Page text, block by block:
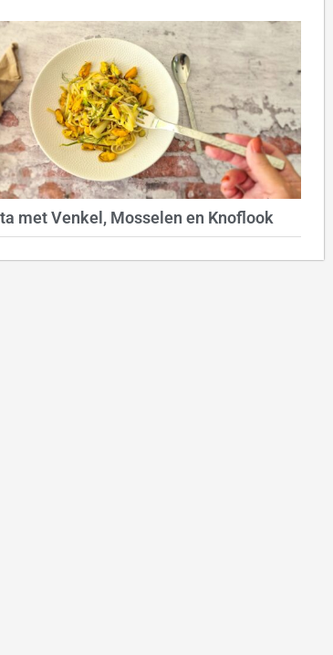
met Venkel, Mosselen en Knoflook